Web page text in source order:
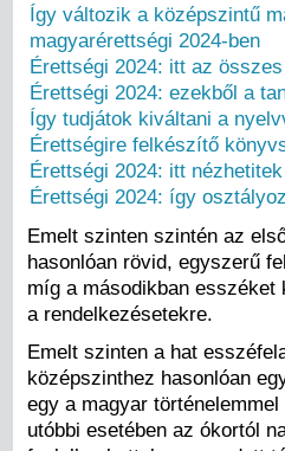
Így változik a középszintű
magyarérettségi 2024-ben
Érettségi 2024: itt az
Érettségi 2024: ezekből a
Így tudjátok kiváltani a
Érettségire felkészítő
Érettségi 2024: itt
Érettségi 2024: így
Emelt szinten szintén az
hasonlóan rövid, egyszerű
míg a másodikban
a rendelkezésetekre.
Emelt szinten a hat
középszinthez hasonlóan
egy a magyar
utóbbi esetében az ókortól